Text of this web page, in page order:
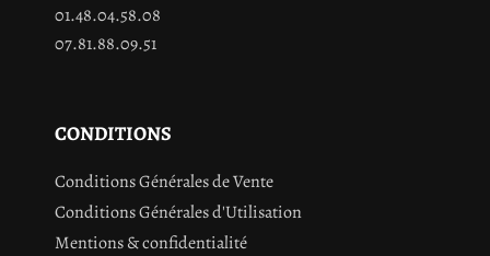
01.48.04.58.08
07.81.88.09.51
CONDITIONS
Conditions Générales de Vente
Conditions Générales d'Utilisation
Mentions & confidentialité